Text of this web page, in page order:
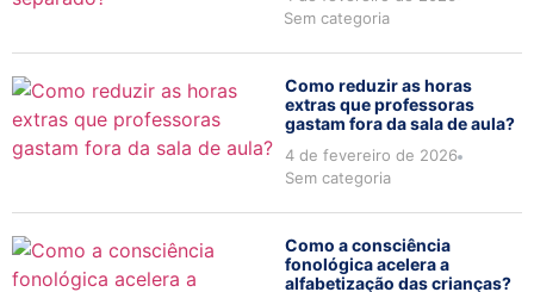
Sem categoria
Como reduzir as horas
extras que professoras
gastam fora da sala de aula?
4 de fevereiro de 2026
Sem categoria
Como a consciência
fonológica acelera a
alfabetização das crianças?